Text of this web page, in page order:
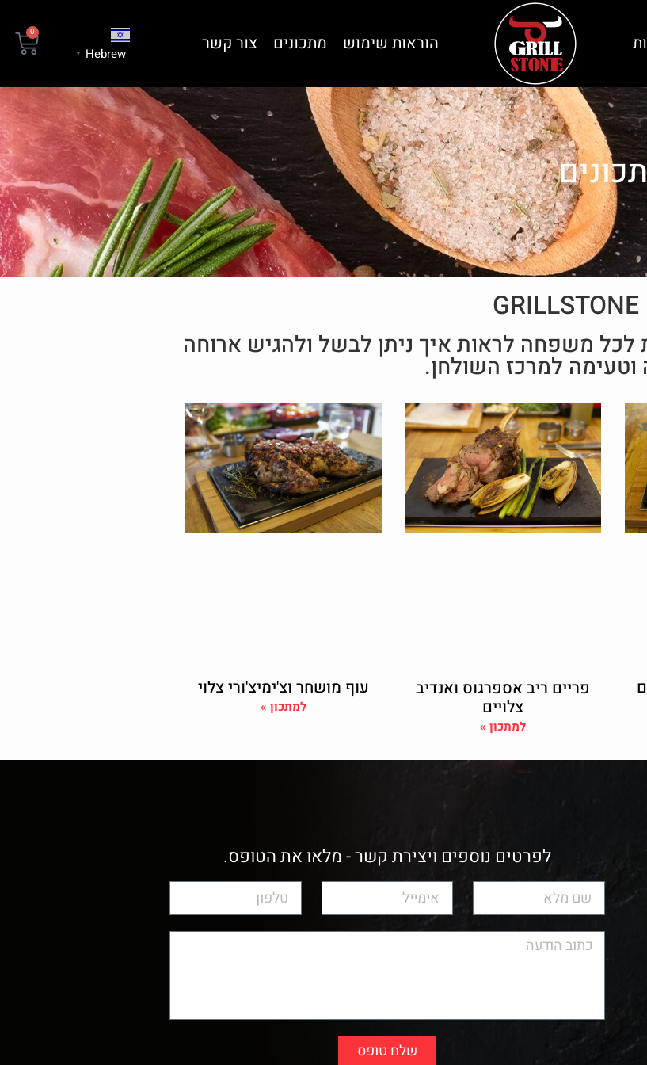
הוראות שימוש מתכונים צור קשר Hebrew
▼
0
לכל משפחה לראות איך ניתן לבשל ולהגיש ארוחה
למרכז השולחן.
פריים ריב אספרגוס ואנדיב
צלויים
למתכון »
עוף מושחר וצ'ימיצ'ורי צלוי
למתכון »
לפרטים נוספים ויצירת קשר - מלאו את הטופס.
שלח טופס